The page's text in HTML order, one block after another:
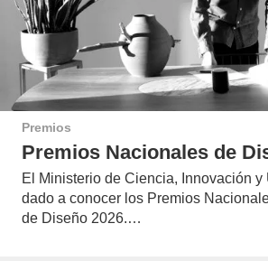
Premios
Premios Nacionales de
El Ministerio de Ciencia, Innovación y
dado a conocer los Premios
de Diseño 2026.…